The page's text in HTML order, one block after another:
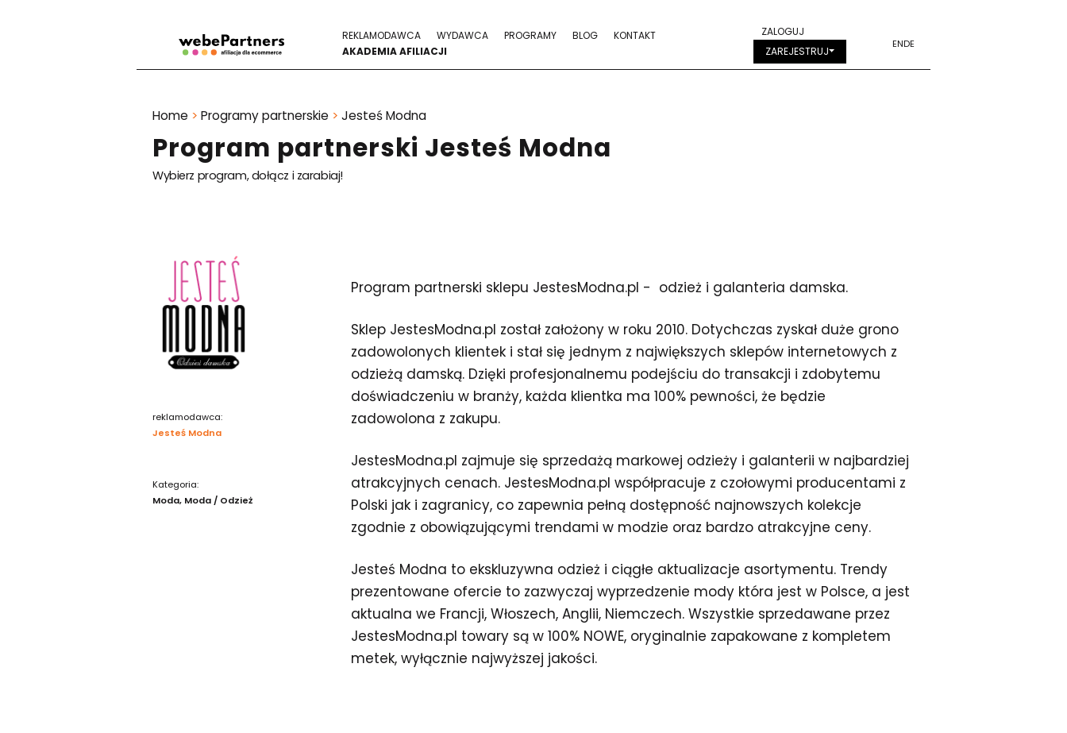
ENDE
ZALOGUJ
ZAREJESTRUJ
REKLAMODAWCA WYDAWCA PROGRAMY BLOG
KONTAKT
AKADEMIA AFILIACJI
Program partnerski Jesteś Modna
Wybierz program, dołącz i zarabiaj!
Home > Programy partnerskie > Jesteś Modna
reklamodawca:
Jesteś Modna
Kategoria:
Moda Moda / Odzież
Program partnerski sklepu JestesModna.pl - odzież i galanteria damska.
Sklep JestesModna.pl został założony w roku 2010. Dotychczas zyskał duże grono
zadowolonych klientek i stał się jednym z największych sklepów internetowych z
odzieżą damską. Dzięki profesjonalnemu podejściu do transakcji i zdobytemu
doświadczeniu w branży, każda klientka ma 100% pewności, że będzie
zadowolona z zakupu.
JestesModna.pl zajmuje się sprzedażą markowej odzieży i galanterii w najbardziej
atrakcyjnych cenach. JestesModna.pl współpracuje z czołowymi producentami z
Polski jak i zagranicy, co zapewnia pełną dostępność najnowszych kolekcje
zgodnie z obowiązującymi trendami w modzie oraz bardzo atrakcyjne ceny.
Jesteś Modna to ekskluzywna odzież i ciągłe aktualizacje asortymentu. Trendy
prezentowane ofercie to zazwyczaj wyprzedzenie mody która jest w Polsce, a jest
aktualna we Francji, Włoszech, Anglii, Niemczech. Wszystkie sprzedawane przez
JestesModna.pl towary są w 100% NOWE, oryginalnie zapakowane z kompletem
metek, wyłącznie najwyższej jakości.